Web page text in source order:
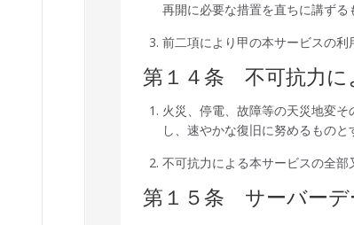
再開に必要な措置を直ちに講ずる
前二項により甲の本サービスの利
第１４条 不可抗力に
火災、停電、故障等の天災地変
し、速やかな復旧に努めるものと
不可抗力による本サービスの全部
第１５条 サーバーデ